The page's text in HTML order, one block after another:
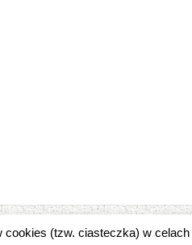
(tzw. ciasteczka) w